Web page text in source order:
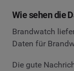
Wie sehen die
Brandwatch
Daten für
Die gute